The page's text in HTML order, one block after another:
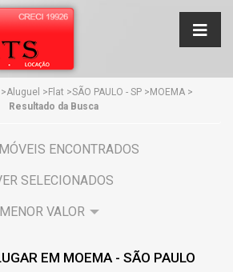
>Aluguel >Flat >SÃO PAULO - SP >MOEMA >
Resultado da Busca
ENCONTRADOS
SELECIONADOS
EM MOEMA - SÃO PAULO